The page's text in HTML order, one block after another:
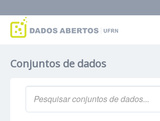
Grupos
Sobre
Conjuntos de dados